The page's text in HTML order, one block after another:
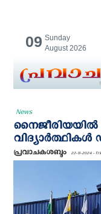
09 Sunday
August 2026
News
നൈജീരിയയിൽ
വിദ്യാര്‍ത്ഥികള്‍
പ്രവാചകശബ്ദം 22-11-2024 -